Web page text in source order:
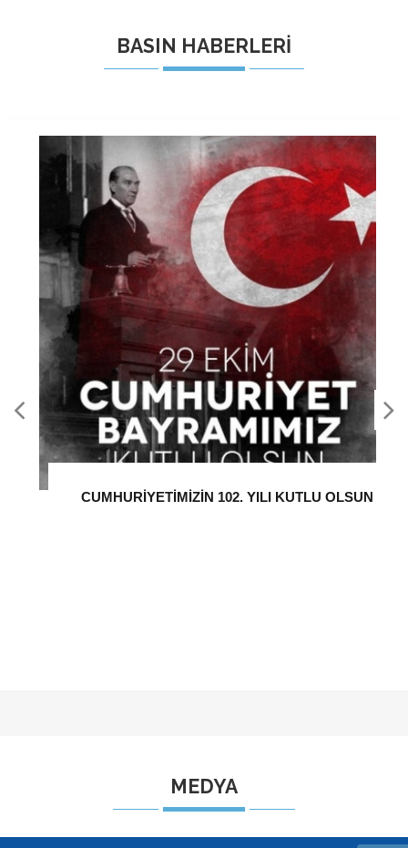
BASIN HABERLERİ
30 AĞUSTOS ZAFER BAYRAMİMİZİN 103. YIL
DÖNÜMÜ KUTLU OLSUN
MEDYA